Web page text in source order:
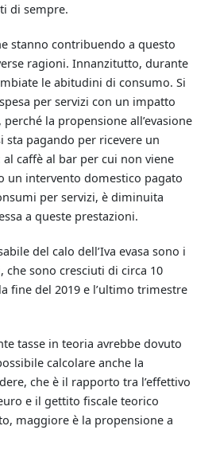
di sempre.
stanno contribuendo a questo
ragioni. Innanzitutto, durante
le abitudini di consumo. Si
per servizi con un impatto
perché la propensione all’evasione
sta pagando per ricevere un
caffè al bar per cui non viene
un intervento domestico pagato
per servizi, è diminuita
a queste prestazioni.
del calo dell’Iva evasa sono i
sono cresciuti di circa 10
fine del 2019 e l’ultimo trimestre
tasse in teoria avrebbe dovuto
calcolare anche la
che è il rapporto tra l’effettivo
e il gettito fiscale teorico
maggiore è la propensione a